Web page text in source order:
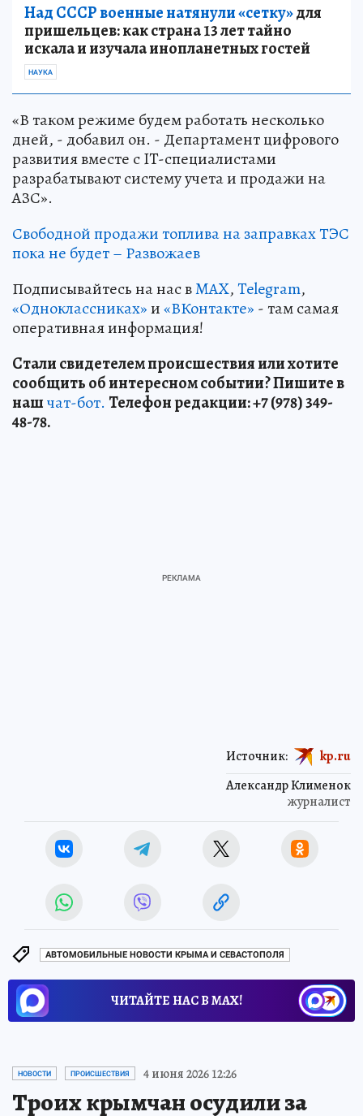
Над СССР военные натянули «сетку»для
пришельцев: как страна 13 лет тайно
искала и изучала инопланетных гостей
НАУКА
«В таком режиме будем работать несколько
дней, - добавил он. - Департамент цифрового
развития вместе с IT-специалистами
разрабатывают систему учета и продажи на
АЗС».
Свободной продажи топлива на заправках ТЭС
пока не будет – Развожаев
Подписывайтесь на нас вMAX,Telegram,
«Одноклассниках»и«ВКонтакте» - там самая
оперативная информация!
Стали свидетелем происшествия или хотите
сообщить об интересном событии? Пишите в
нашчат-бот. Телефон редакции: +7 (978) 349-
48-78.
Александр Клименок
журналист
Источник: kp.ru
АВТОМОБИЛЬНЫЕ НОВОСТИ КРЫМА И СЕВАСТОПОЛЯ
ЧИТАЙТЕ НАС В МАХ!
НОВОСТИ ПРОИСШЕСТВИЯ 4 июня 2026 12:26
Троих крымчан осудили за